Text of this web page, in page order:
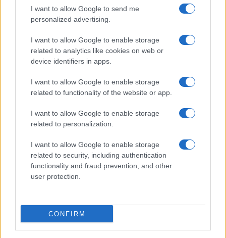
I want to allow Google to send me
personalized advertising.
I want to allow Google to enable storage
related to analytics like cookies on web or
device identifiers in apps.
I want to allow Google to enable storage
related to functionality of the website or app.
I want to allow Google to enable storage
related to personalization.
I want to allow Google to enable storage
related to security, including authentication
functionality and fraud prevention, and other
user protection.
CONFIRM
az előbbi kezdeményezés részeként bejárják az országot.
Nyit az Országos Színháztörténeti
Az OSZMI kutatószolgálata és könyvtára előzetes
bejelentkezés alapján május 5-től a megszokott
nyitvatartási időben fogadja a védettségi igazolvánnyal
rendelkező kutatókat, emellett holnaptól a kiállítások is
látogathatók.
SZÍNPAD
életművéről
A PIM Országos Színháztörténeti Múzeum és Intézet
virtuális kiállítás-sorozatának legújabb darabja a Kossuth- és